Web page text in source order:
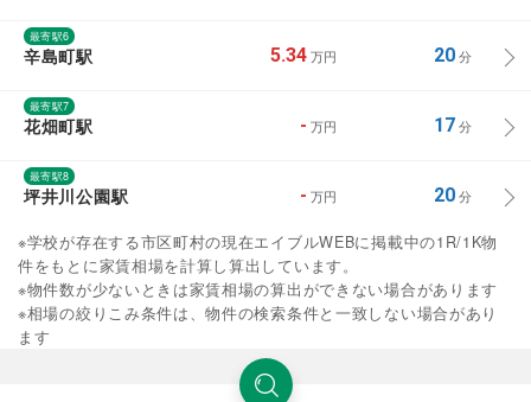
最寄駅6
辛島町駅 5.34 万円 20分
最寄駅7
花畑町駅 - 万円 17分
最寄駅8
坪井川公園駅 - 万円 20分
※学校が存在する市区町村の現在エイブルWEBに掲載中の1R/1K物
件をもとに家賃相場を計算し算出しています。
※物件数が少ないときは家賃相場の算出ができない場合があります
※相場の絞りこみ条件は、物件の検索条件と一致しない場合があり
ます